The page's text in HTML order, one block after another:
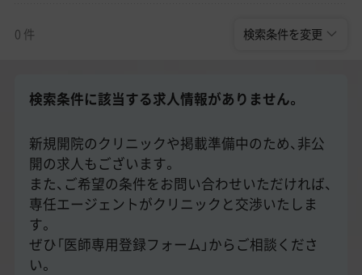
常勤求人一覧
美容医療医師の転職お役立ちコンテンツ
美容クリニック見学・研修情報
美容外科・美容皮膚科の医師転職体験談
美容クリニックインタビュー
美容医療の転職お役立ち記事
0 件 検索条件を変更
検索条件に該当する求人情報がありません。
新規開院のクリニックや掲載準備中のため、非公
開の求人もございます。
また、ご希望の条件をお問い合わせいただければ、
専任エージェントがクリニックと交渉いたしま
す。
ぜひ「医師専用登録フォーム」からご相談くださ
い。